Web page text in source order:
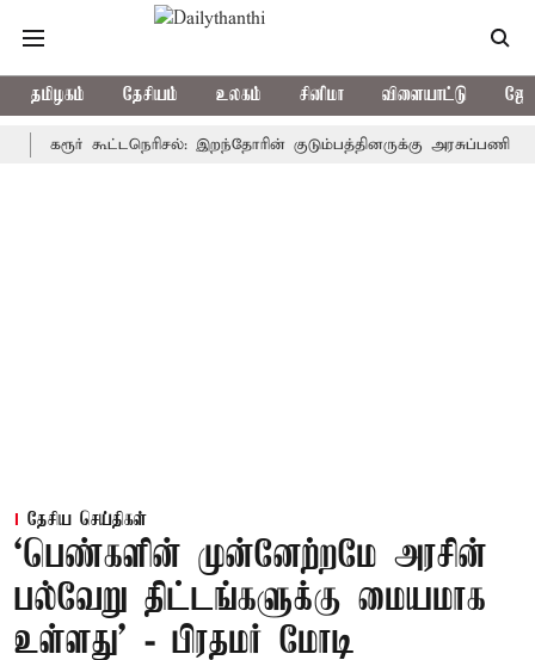
தமிழகம் தேசியம் உலகம் சினிமா விளையாட்டு
கூட்டநெரிசல்: இறந்தோரின் குடும்பத்தினருக்கு அரசுப்பணி வழக்கு;
தேசிய செய்திகள்
‘பெண்களின் முன்னேற்றமே அரசின்
பல்வேறு திட்டங்களுக்கு மையமாக
உள்ளது’ - பிரதமர் மோடி